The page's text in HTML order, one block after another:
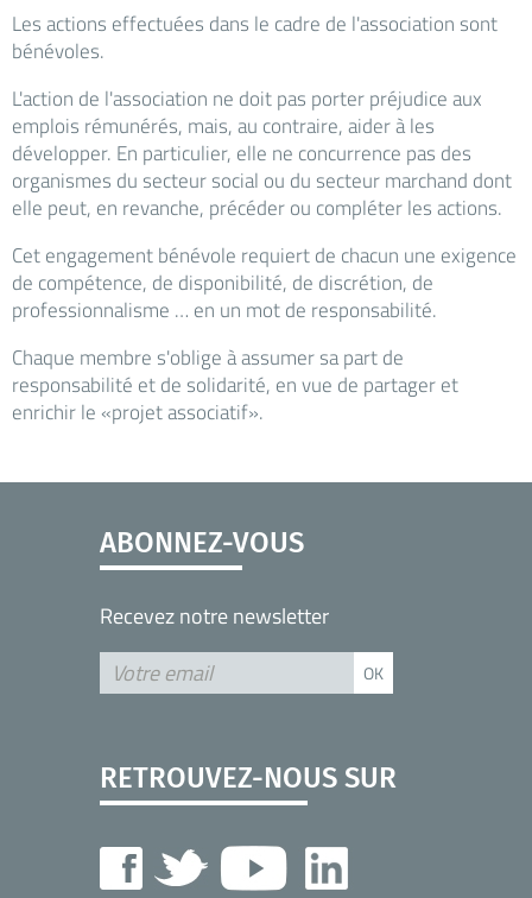
Les actions effectuées dans le cadre de l'association sont
bénévoles.
L'action de l'association ne doit pas porter préjudice aux
emplois rémunérés, mais, au contraire, aider à les
développer. En particulier, elle ne concurrence pas des
organismes du secteur social ou du secteur marchand dont
elle peut, en revanche, précéder ou compléter les actions.
Cet engagement bénévole requiert de chacun une exigence
de compétence, de disponibilité, de discrétion, de
professionnalisme … en un mot de responsabilité.
Chaque membre s'oblige à assumer sa part de
responsabilité et de solidarité, en vue de partager et
enrichir le «projet associatif».
ABONNEZ-VOUS
Recevez notre newsletter
RETROUVEZ-NOUS SUR